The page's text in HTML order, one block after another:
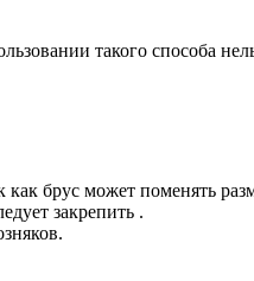
такого способа
как брус может поменять
закрепить .